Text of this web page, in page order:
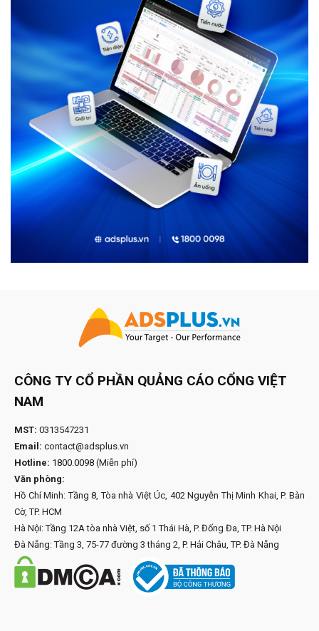
CÔNG TY CỔ PHẦN QUẢNG CÁO CỔNG VIỆT
NAM
MST: 0313547231
Email: contact@adsplus.vn
Hotline: 1800.0098 (Miễn phí)
Văn phòng:
Hồ Chí Minh: Tầng 8, Tòa nhà Việt Úc, 402 Nguyễn Thị Minh Khai, P. Bàn
Cờ, TP. HCM
Hà Nội: Tầng 12A tòa nhà Việt, số 1 Thái Hà, P. Đống Đa, TP. Hà Nội
Đà Nẵng: Tầng 3, 75-77 đường 3 tháng 2, P. Hải Châu, TP. Đà Nẵng